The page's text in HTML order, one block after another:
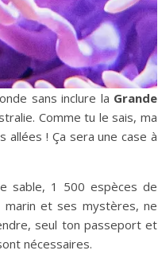
sans inclure la Grande
Comme tu le sais, ma
allées ! Ça sera une case à
sable, 1 500 espèces de
et ses mystères, ne
seul ton passeport et
nécessaires.